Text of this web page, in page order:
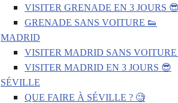
VISITER GRENADE EN 3 JOURS 😎
GRENADE SANS VOITURE 👟
MADRID
VISITER MADRID SANS VOITURE
VISITER MADRID EN 3 JOURS 😎
SÉVILLE
QUE FAIRE À SÉVILLE ? 🧐